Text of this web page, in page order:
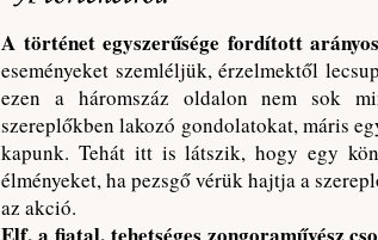
A történet egyszerűsége fordított
eseményeket szemléljük, érzelmektől
ezen a háromszáz oldalon nem sok
szereplőkben lakozó gondolatokat, máris
kapunk. Tehát itt is látszik, hogy egy
élményeket, ha pezsgő vérük hajtja a
az akció.